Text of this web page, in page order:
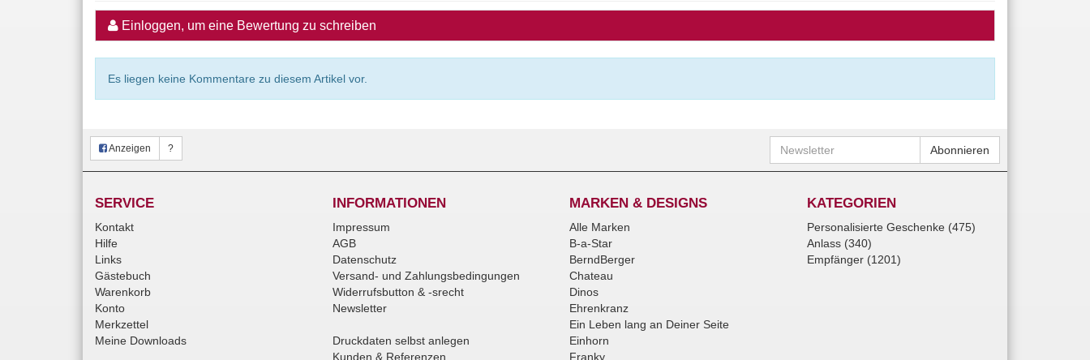
Einloggen, um eine Bewertung zu schreiben
Es liegen keine Kommentare zu diesem Artikel vor.
Anzeigen ? Newsletter Abonnieren
SERVICE
Kontakt
Hilfe
Links
Gästebuch
Warenkorb
Konto
Merkzettel
Meine Downloads
INFORMATIONEN
Impressum
AGB
Datenschutz
Versand- und Zahlungsbedingungen
Widerrufsbutton & -srecht
Newsletter
Druckdaten selbst anlegen
Kunden & Referenzen
MARKEN & DESIGNS
Alle Marken
B-a-Star
BerndBerger
Chateau
Dinos
Ehrenkranz
Ein Leben lang an Deiner Seite
Einhorn
Franky
KATEGORIEN
Personalisierte Geschenke (475)
Anlass (340)
Empfänger (1201)